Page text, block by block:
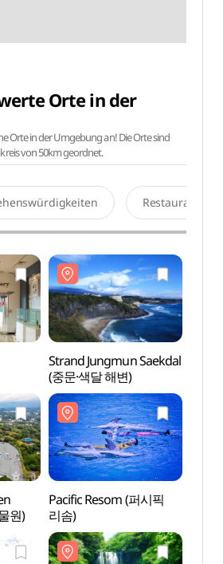
Orte in der
Orte in der Umgebung an! Die Orte sind
von 50km geordnet.
Restaurants
Strand Jungmun Saekdal
(중문·색달 해변)
원)
Pacific Resom (퍼시픽
리솜)